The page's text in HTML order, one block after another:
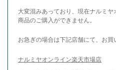
大変混みあっており、現在ナルミ
商品のご購入ができません。
お急ぎの場合は下記店舗にて、お買
ナルミヤオンライン楽天市場店